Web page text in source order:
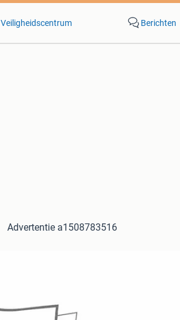
Veiligheidscentrum Berichten
Advertentie a1508783516